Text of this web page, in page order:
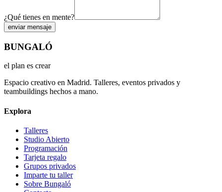
¿Qué tienes en mente?
enviar mensaje
BUNGALÓ
el plan es crear
Espacio creativo en Madrid. Talleres, eventos privados y
teambuildings hechos a mano.
Explora
Talleres
Studio Abierto
Programación
Tarjeta regalo
Grupos privados
Imparte tu taller
Sobre Bungaló